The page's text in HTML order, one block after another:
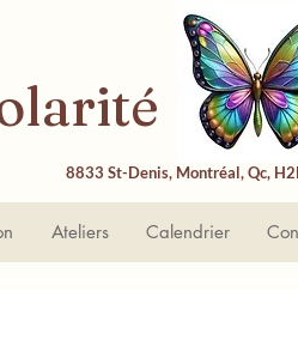
8833 St-Denis, Montréal, Qc,
Ateliers Calendrier